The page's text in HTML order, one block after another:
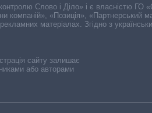
сайту залишає
або авторами
Слово і Діло» і є власністю ГО
«Позиція», «Партнерський
матеріалах. Згідно з